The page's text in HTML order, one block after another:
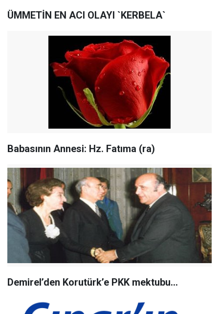
ÜMMETİN EN ACI OLAYI `KERBELA`
Babasının Annesi: Hz. Fatıma (ra)
Demirel’den Korutürk’e PKK mektubu…